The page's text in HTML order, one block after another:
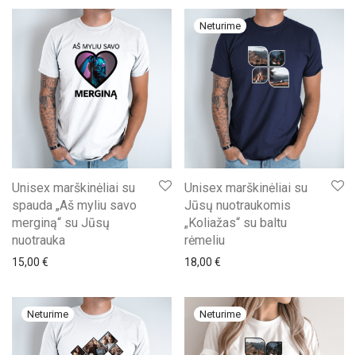
Unisex marškinėliai su
spauda „Aš myliu savo
merginą“ su Jūsų
nuotrauka
15,00 €
Unisex marškinėliai su
Jūsų nuotraukomis
„Koliažas“ su baltu
rėmeliu
18,00 €